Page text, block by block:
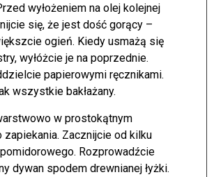
wyłożeniem na olej kolejnej
się, że jest dość gorący –
ogień. Kiedy usmażą się
wyłóżcie je na poprzednie.
papierowymi ręcznikami.
wszystkie bakłażany.
w prostokątnym
zapiekania. Zacznijcie od kilku
Rozprowadźcie
dywan spodem drewnianej łyżki.